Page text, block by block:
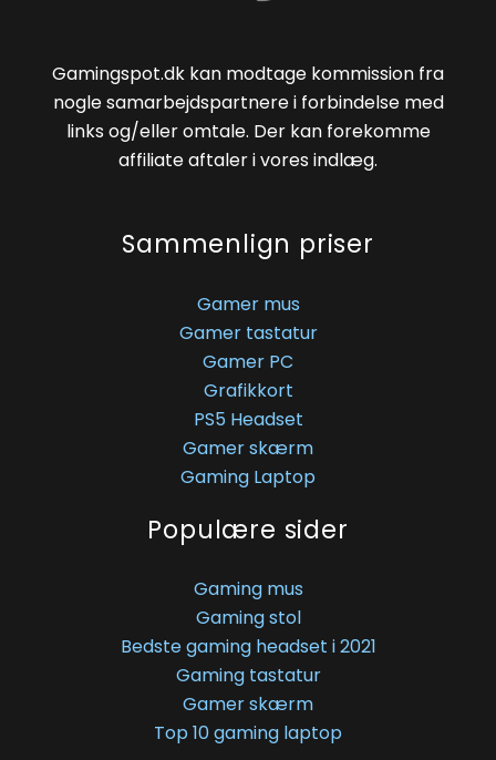
Gamingspot.dk kan modtage kommission fra
nogle samarbejdspartnere i forbindelse med
links og/eller omtale. Der kan forekomme
affiliate aftaler i vores indlæg.
Sammenlign priser
Gamer mus
Gamer tastatur
Gamer PC
Grafikkort
PS5 Headset
Gamer skærm
Gaming Laptop
Populære sider
Gaming mus
Gaming stol
Bedste gaming headset i 2021
Gaming tastatur
Gamer skærm
Top 10 gaming laptop